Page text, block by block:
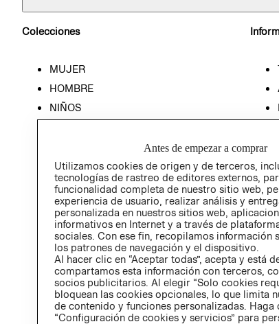
Colecciones
MUJER
HOMBRE
NIÑOS
Antes de empezar a comprar
Utilizamos cookies de origen y de terceros,
tecnologías de rastreo de editores externos,
funcionalidad completa de nuestro sitio web,
experiencia de usuario, realizar análisis y
personalizada en nuestros sitios web,
informativos en Internet y a través de
sociales. Con ese fin, recopilamos información
los patrones de navegación y el dispositivo.
Al hacer clic en “Aceptar todas”, acepta y está
compartamos esta información con terceros,
socios publicitarios. Al elegir “Solo cookies
bloquean las cookies opcionales, lo que limita
de contenido y funciones personalizadas. Haga
“Configuración de cookies y servicios” para